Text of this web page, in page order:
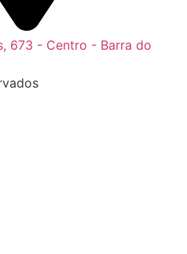
673 - Centro - Barra do